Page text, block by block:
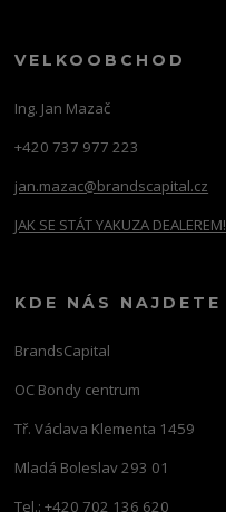
VELKOOBCHOD
Ing. Jan Mazač
+420 737 977 223
jan.mazac@brandscapital.cz
JAK SE STÁT YAKUZA DEALEREM!
KDE NÁS NAJDETE
BrandsCapital
OC Bondy centrum
Tř. Václava Klementa 1459
Mladá Boleslav 293 01
Tel.: +420 702 136 620